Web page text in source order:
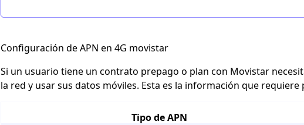
Configuración de APN en 4G movistar
Si un usuario tiene un contrato prepago o plan con Movistar
la red y usar sus datos móviles. Esta es la información que
Tipo de APN